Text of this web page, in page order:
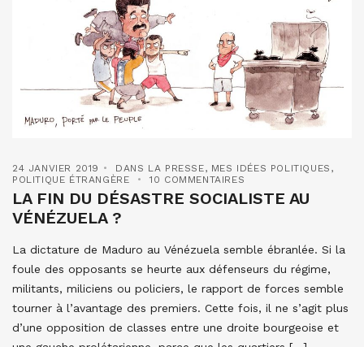
24 JANVIER 2019 DANS LA PRESSE, MES IDÉES POLITIQUES ,
POLITIQUE ÉTRANGÈRE
10 COMMENTAIRES
LA FIN DU DÉSASTRE SOCIALISTE AU
VÉNÉZUELA ?
La dictature de Maduro au Vénézuela semble ébranlée. Si la
foule des opposants se heurte aux défenseurs du régime,
militants, miliciens ou policiers, le rapport de forces semble
tourner à l’avantage des premiers. Cette fois, il ne s’agit plus
d’une opposition de classes entre une droite bourgeoise et